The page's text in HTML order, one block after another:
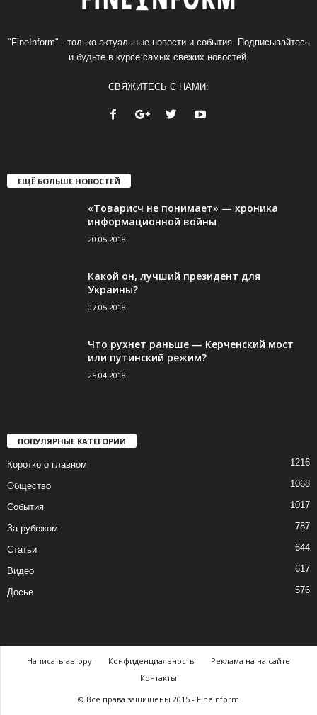
"FineInform" - только актуальные новости и события. Подписывайтесь
и будьте в курсе самых свежих новостей.
СВЯЖИТЕСЬ С НАМИ:
ЕЩЁ БОЛЬШЕ НОВОСТЕЙ
«Товарисч не понимает» — хроника
информационной войны
20.05.2018
Какой он, лучший президент для
Украины?
07.05.2018
Что рухнет раньше — Керченский мост
или путинский режим?
25.04.2018
ПОПУЛЯРНЫЕ КАТЕГОРИИ
Коротко о главном 1216
Общество 1068
События 1017
За рубежом 787
Статьи 644
Видео 617
Досье 576
Написать автору Конфиденциальность
Реклама на на сайте
Контакты
© Все права защищены 2015 - FineInform